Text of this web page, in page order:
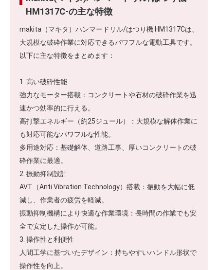
HM1317C-の主な特徴
makita（マキタ）ハンマードリル/はつり機 HM1317Cは、
大規模な破砕作業に対応できるパワフルな電動工具です。
以下に主な特徴をまとめます：
1. 高い破砕性能
強力なモーター搭載：コンクリートや石材の破砕作業を迅
速かつ効率的に行える。
高打撃エネルギー（約25ジュール）：大規模な解体作業に
も対応可能なパワフルな性能。
多用途対応：基礎解体、道路工事、厚いコンクリートの破
砕作業に最適。
2. 振動抑制設計
AVT（Anti Vibration Technology）搭載：振動を大幅に低
減し、作業者の疲労を軽減。
振動抑制機構により快適な作業環境：長時間の作業でも安
全で安定した操作が可能。
3. 操作性と利便性
人間工学に基づいたデザイン：持ちやすいハンドル形状で
操作性を向上。